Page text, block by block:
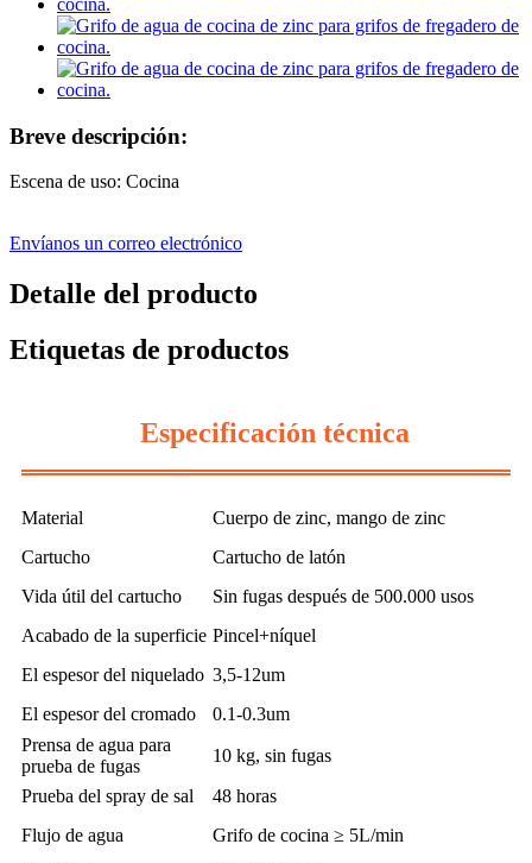
Breve descripción:
Escena de uso: Cocina
Envíanos un correo electrónico
Detalle del producto
Etiquetas de productos
Especificación técnica
Material
Cuerpo de zinc, mango de zinc
Cartucho
Cartucho de latón
Vida útil del cartucho
Sin fugas después de 500.000 usos
Acabado de la superficie Pincel+níquel
El espesor del niquelado 3,5-12um
El espesor del cromado
0.1-0.3um
Prensa de agua para
prueba de fugas
10 kg, sin fugas
Prueba del spray de sal
48 horas
Flujo de agua
Grifo de cocina ≥ 5L/min